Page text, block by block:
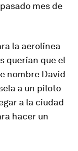
mes de
la aerolínea
querían que el
nombre David
a un piloto
a la ciudad
hacer un